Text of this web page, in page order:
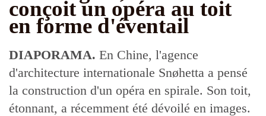
conçoit un opéra au toit
en forme d'éventail
DIAPORAMA. En Chine, l'agence
d'architecture internationale Snøhetta a pensé
la construction d'un opéra en spirale. Son toit,
étonnant, a récemment été dévoilé en images.